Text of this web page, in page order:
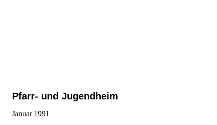
Pfarr- und Jugendheim
Januar 1991